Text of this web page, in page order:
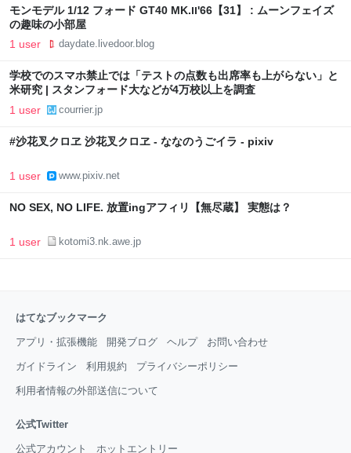
モンモデル 1/12 フォード GT40 MK.Ⅱ'66【31】 : ムーンフェイズ
の趣味の小部屋
1 user daydate.livedoor.blog
学校でのスマホ禁止では「テストの点数も出席率も上がらない」と
米研究 | スタンフォード大などが4万校以上を調査
1 user courrier.jp
#沙花叉クロヱ 沙花叉クロヱ - ななのうごイラ - pixiv
1 user www.pixiv.net
NO SEX, NO LIFE. 放置ingアフィリ【無尽蔵】 実態は？
1 user kotomi3.nk.awe.jp
はてなブックマーク
アプリ・拡張機能 開発ブログ ヘルプ お問い合わせ
ガイドライン 利用規約 プライバシーポリシー
利用者情報の外部送信について
公式Twitter
公式アカウント ホットエントリー